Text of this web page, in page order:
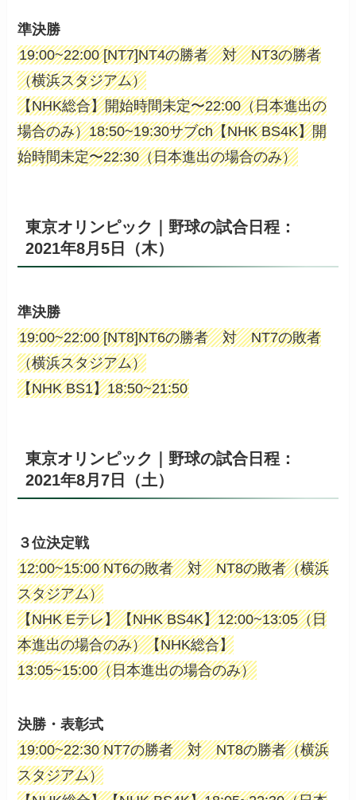
準決勝
19:00~22:00 [NT7]NT4の勝者 対 NT3の勝者
（横浜スタジアム）
【NHK総合】開始時間未定〜22:00（日本進出の
場合のみ）18:50~19:30サブch【NHK BS4K】開
始時間未定〜22:30（日本進出の場合のみ）
東京オリンピック｜野球の試合日程：
2021年8月5日（木）
準決勝
19:00~22:00 [NT8]NT6の勝者 対 NT7の敗者
（横浜スタジアム）
【NHK BS1】18:50~21:50
東京オリンピック｜野球の試合日程：
2021年8月7日（土）
３位決定戦
12:00~15:00 NT6の敗者 対 NT8の敗者（横浜
スタジアム）
【NHK Eテレ】【NHK BS4K】12:00~13:05（日
本進出の場合のみ）【NHK総合】
13:05~15:00（日本進出の場合のみ）
決勝・表彰式
19:00~22:30 NT7の勝者 対 NT8の勝者（横浜
スタジアム）